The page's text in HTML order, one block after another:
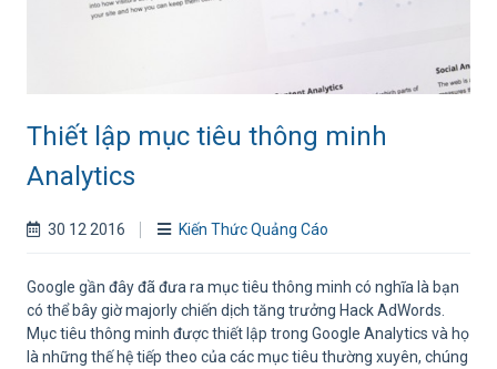
Thiết lập mục tiêu thông minh
Analytics
30 12 2016 Kiến Thức Quảng Cáo
Google gần đây đã đưa ra mục tiêu thông minh có nghĩa là bạn
có thể bây giờ majorly chiến dịch tăng trưởng Hack AdWords.
Mục tiêu thông minh được thiết lập trong Google Analytics và họ
là những thế hệ tiếp theo của các mục tiêu thường xuyên, chúng